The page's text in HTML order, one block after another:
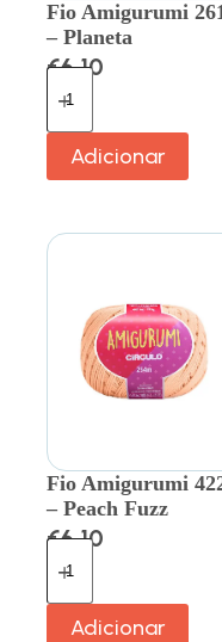
Fio Amigurumi
– Planeta
€6.10
Adicionar
Fio Amigurumi
– Peach Fuzz
€6.10
Adicionar